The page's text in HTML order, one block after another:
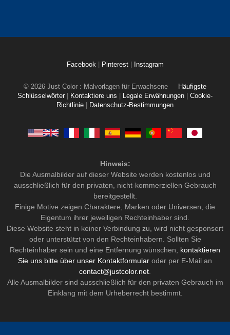
Facebook Pinterest Instagram
© 2026 Just Color : Malvorlagen für Erwachsene
Häufigste
Schlüsselwörter
Kontaktiere uns Legale Erwähnungen
Cookie-
Richtlinie
Datenschutz-Bestimmungen
Hinweis:
Die Ausmalbilder auf dieser Website werden kostenlos und
ausschließlich für den privaten, nicht-kommerziellen Gebrauch
bereitgestellt.
Einige Motive zeigen Charaktere, Marken oder Universen, die
Eigentum ihrer jeweiligen Rechteinhaber sind.
Diese Website steht in keiner Verbindung zu, wird nicht gesponsert
oder unterstützt von den Rechteinhabern. Sollten Sie
Rechteinhaber sein und eine Entfernung wünschen, kontaktieren
Sie uns bitte über unser Kontaktformular oder per E-Mail an
contact@justcolor.net
Alle Ausmalbilder sind ausschließlich für den privaten Gebrauch im
Einklang mit dem Urheberrecht bestimmt.